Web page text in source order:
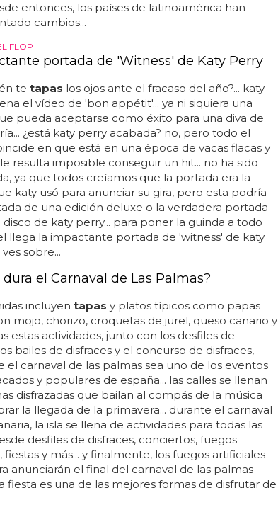
entonces, los países de latinoamérica han
cambios...
FLOP
portada de 'Witness' de Katy Perry
te tapas los ojos ante el fracaso del año?... katy
el vídeo de 'bon appétit'... ya ni siquiera una
pueda aceptarse como éxito para una diva de
¿está katy perry acabada? no, pero todo el
en que está en una época de vacas flacas y
resulta imposible conseguir un hit... no ha sido
ya que todos creíamos que la portada era la
katy usó para anunciar su gira, pero esta podría
de una edición deluxe o la verdadera portada
de katy perry... para poner la guinda a todo
llega la impactante portada de 'witness' de katy
sobre...
dura el Carnaval de Las Palmas?
incluyen tapas y platos típicos como papas
mojo, chorizo, croquetas de jurel, queso canario y
estas actividades, junto con los desfiles de
bailes de disfraces y el concurso de disfraces,
el carnaval de las palmas sea uno de los eventos
y populares de españa... las calles se llenan
disfrazadas que bailan al compás de la música
la llegada de la primavera... durante el carnaval
la isla se llena de actividades para todas las
desfiles de disfraces, conciertos, fuegos
fiestas y más... y finalmente, los fuegos artificiales
anunciarán el final del carnaval de las palmas
fiesta es una de las mejores formas de disfrutar de